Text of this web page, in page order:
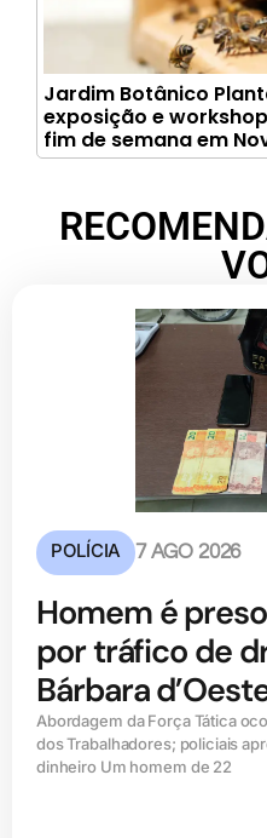
Jardim Botânico
exposição e
fim de semana em
POLÍCIA 7 AGO 2026
Homem é
por tráfico de
Bárbara
Abordagem da Força Tática
dos Trabalhadores; policiais
dinheiro Um homem de 22